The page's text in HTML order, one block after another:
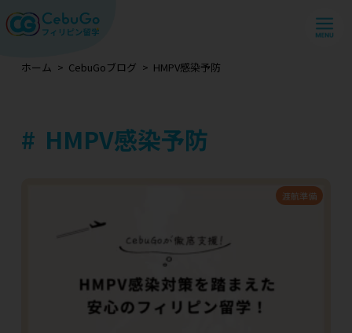
ホーム CebuGoブログ HMPV感染予防
HMPV感染予防
渡航準備